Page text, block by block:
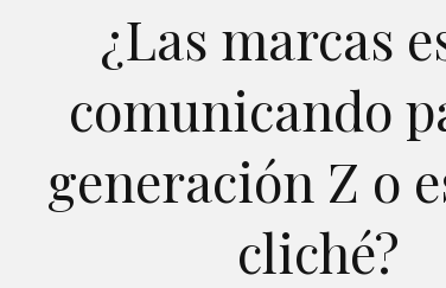
¿Las marcas
comunicando
generación Z o
cliché?